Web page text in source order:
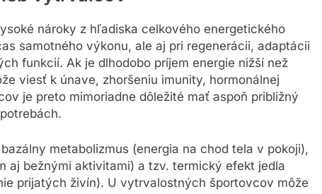
nároky z hľadiska celkového energetického
samotného výkonu, ale aj pri regenerácii, adaptácii
funkcií. Ak je dlhodobo príjem energie nižší než
viesť k únave, zhoršeniu imunity, hormonálnej
je preto mimoriadne dôležité mať aspoň približný
metabolizmus (energia na chod tela v pokoji),
aj bežnými aktivitami) a tzv. termický efekt jedla
prijatých živín). U vytrvalostných športovcov môže